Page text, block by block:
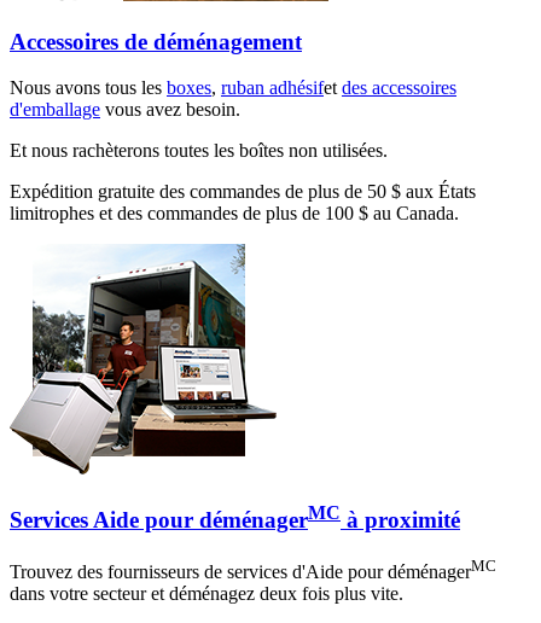
Accessoires de déménagement
Nous avons tous les boxes, ruban adhésifetdes accessoires
d'emballage vous avez besoin.
Et nous rachèterons toutes les boîtes non utilisées.
Expédition gratuite des commandes de plus de 50 $ aux États
limitrophes et des commandes de plus de 100 $ au Canada.
Services Aide pour déménagerMC à proximité
Trouvez des fournisseurs de services d'Aide pour déménagerMC
dans votre secteur et déménagez deux fois plus vite.